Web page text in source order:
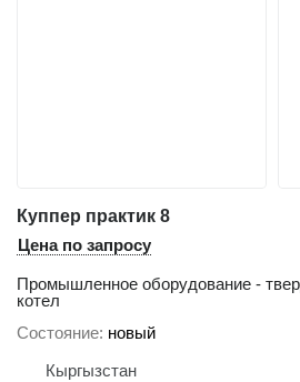
Куппер практик 8
Цена по запросу
Промышленное оборудование -
котел
Состояние новый
Кыргызстан